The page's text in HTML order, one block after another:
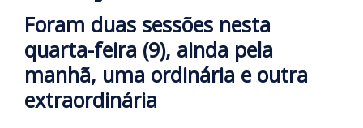
Foram duas sessões nesta
quarta-feira (9), ainda pela
manhã, uma ordinária e outra
extraordinária